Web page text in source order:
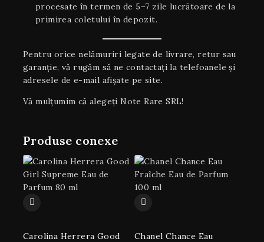
procesate în termen de 5–7 zile lucrătoare de la
primirea coletului în depozit.
Pentru orice nelămuriri legate de livrare, retur sau
garanţie, vă rugăm să ne contactați la telefoanele și
adresele de e-mail afișate pe site.
Vă mulțumim că alegeți Note Rare SRL!
Produse conexe
Carolina Herrera Good
Chanel Chance Eau